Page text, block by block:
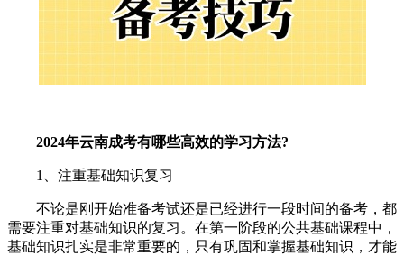
2024年云南成考有哪些高效的学习方法?
1、注重基础知识复习
不论是刚开始准备考试还是已经进行一段时间的备考，都
需要注重对基础知识的复习。在第一阶段的公共基础课程中，
基础知识扎实是非常重要的，只有巩固和掌握基础知识，才能